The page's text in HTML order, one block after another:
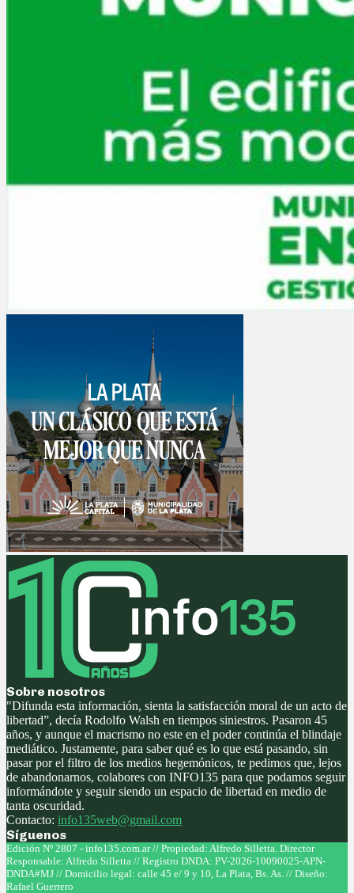
Sobre nosotros
"Difunda esta información, sienta la satisfacción moral de un acto de
libertad”, decía Rodolfo Walsh en tiempos siniestros. Pasaron 45
años, y aunque el macrismo no este en el poder continúa el blindaje
mediático. Justamente, para saber qué es lo que está pasando, sin
pasar por el filtro de los medios hegemónicos, te pedimos que, lejos
de abandonarnos, colabores con INFO135 para que podamos seguir
informándote y seguir siendo un espacio de libertad en medio de
tanta oscuridad.
Contacto: info135web@gmail.com
Síguenos
Facebook
Twitter
Instagram
Youtube
Edición Nº 2807 - info135.com.ar // Propiedad: Alfredo Silletta. Director
Responsable: Alfredo Silletta // Registro DNDA: PV-2026-10090025-APN-
DNDA#MJ // Domicilio legal: calle 45 e/ 9 y 10, La Plata, Bs. As. // Diseño:
Rafael Guerrero